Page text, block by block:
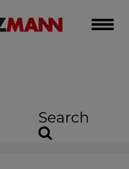
Toggle
Search